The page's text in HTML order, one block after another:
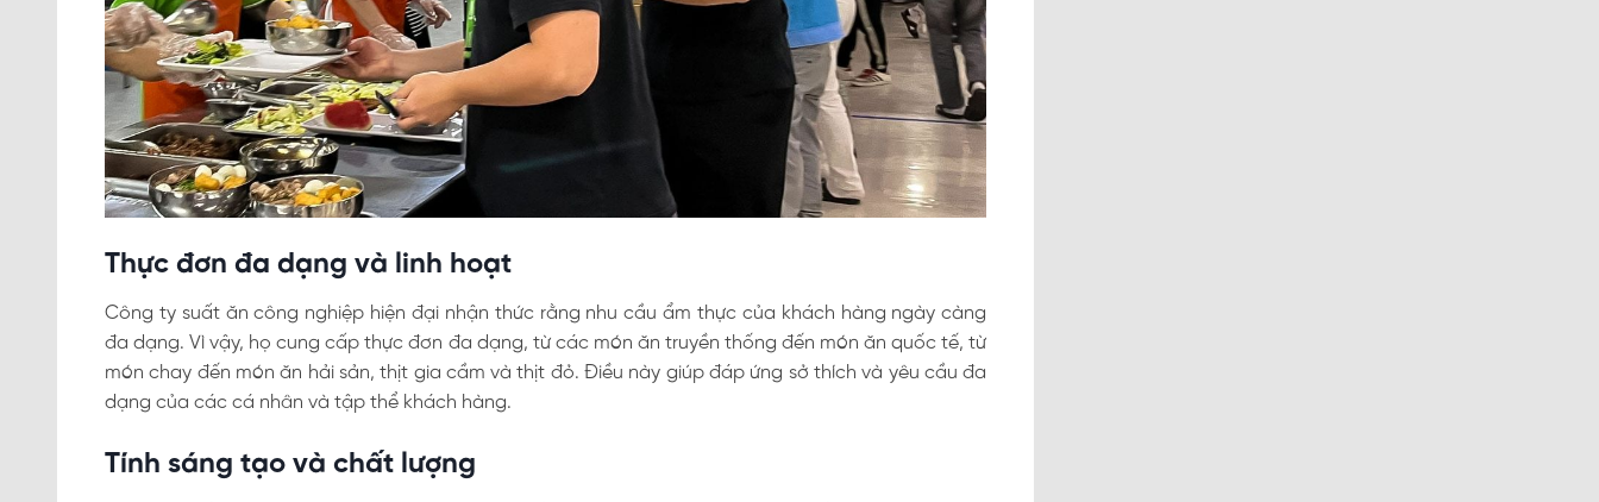
Thực đơn đa dạng và linh hoạt
Công ty suất ăn công nghiệp hiện đại nhận thức rằng nhu cầu ẩm thực của khách hàng ngày càng
đa dạng. Vì vậy, họ cung cấp thực đơn đa dạng, từ các món ăn truyền thống đến món ăn quốc tế, từ
món chay đến món ăn hải sản, thịt gia cầm và thịt đỏ. Điều này giúp đáp ứng sở thích và yêu cầu đa
dạng của các cá nhân và tập thể khách hàng.
Tính sáng tạo và chất lượng